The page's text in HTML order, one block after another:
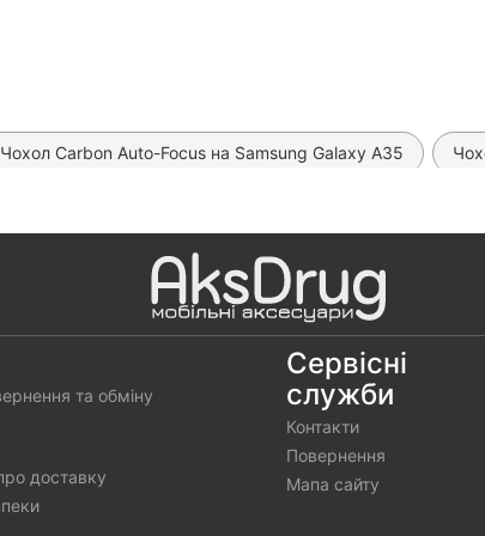
Чохол Carbon Auto-Focus на Samsung Galaxy A35
Luxury на Samsung Galaxy A35 (Full Cover)
Matt Dual на Samsung Galaxy M35 Матова
Чохол Matt Case на
Книжка Classic Fibra на Samsung Galaxy A35 (Чорний)
Чохол Книжка Classic Fibra на Samsung
та обміну
доставку
Сервісні
служби
Контакти
Повернення
Мапа сайту